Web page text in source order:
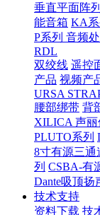
垂直平面阵列
能音箱 KA
P系列 音频
RDL
双绞线 遥控
产品 视频产
URSA
腰部绑带 背
XILICA 声丽
PLUTO系列
8寸有源三通
列 CSBA-有
Dante吸顶扬
技术支持
资料下载 技